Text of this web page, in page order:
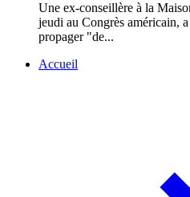
Une ex-conseillère à la
jeudi au Congrès américain,
propager "de...
Accueil